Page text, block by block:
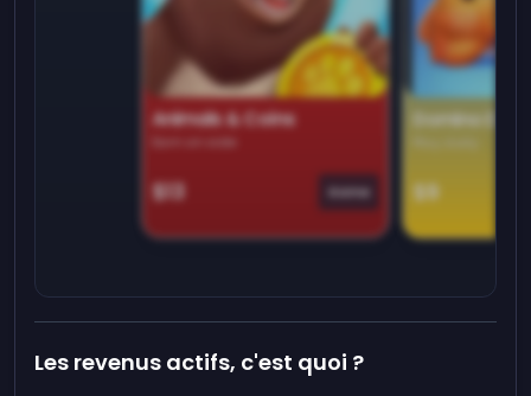
Animals & Coins
Earn on side
$13 Game
Domino
$9
Les revenus actifs, c'est quoi ?